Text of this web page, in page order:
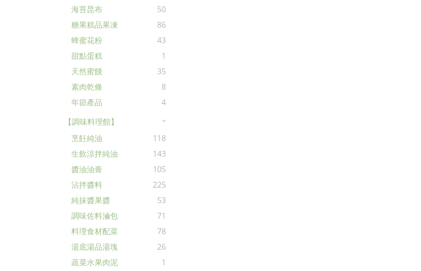
海苔昆布
50
糖果糕品果凍
86
蜂蜜花粉
43
甜點蛋糕
1
天然蜜餞
35
素肉乾條
8
年節產品
4
【調味料理館】
烹飪純油
118
生飲涼拌純油
143
醬油油膏
105
沾拌醬料
225
純抹醬果醬
53
調味佐料滷包
71
料理食材配菜
78
湯底湯品湯塊
26
蔬菜水果肉泥
1